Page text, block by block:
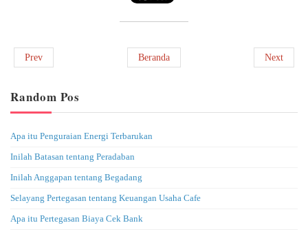
Prev Next
Beranda
Random Pos
Apa itu Penguraian Energi Terbarukan
Inilah Batasan tentang Peradaban
Inilah Anggapan tentang Begadang
Selayang Pertegasan tentang Keuangan Usaha Cafe
Apa itu Pertegasan Biaya Cek Bank